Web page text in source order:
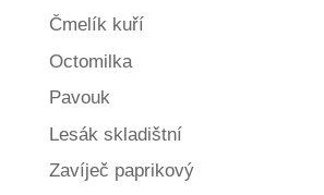
Čmelík kuří
Octomilka
Pavouk
Lesák skladištní
Zavíječ paprikový